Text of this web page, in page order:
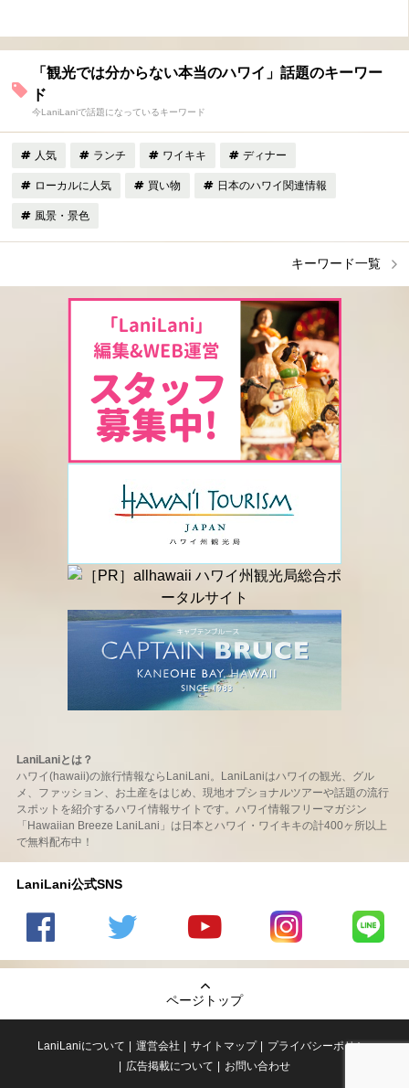
「観光では分からない本当のハワイ」話題のキーワー
ド
今LaniLaniで話題になっているキーワード
人気 ランチ ワイキキ ディナー
ローカルに人気 買い物 日本のハワイ関連情報
風景・景色
キーワード一覧
LaniLaniとは？
ハワイ(hawaii)の旅行情報ならLaniLani。LaniLaniはハワイの観光、グル
メ、ファッション、お土産をはじめ、現地オプショナルツアーや話題の流行
スポットを紹介するハワイ情報サイトです。ハワイ情報フリーマガジン
「Hawaiian Breeze LaniLani」は日本とハワイ・ワイキキの計400ヶ所以上
で無料配布中！
LaniLani公式SNS
の
のtwitter
の
Youtube
チャンネ
LaniLani
LaniLani
ページトップ
LaniLaniについて 運営会社 サイトマップ
プライバシーポリシー
広告掲載について
お問い合わせ